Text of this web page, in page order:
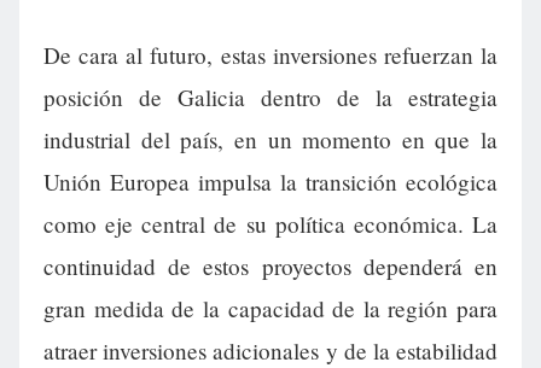
De cara al futuro, estas inversiones refuerzan la
posición de Galicia dentro de la estrategia
industrial del país, en un momento en que la
Unión Europea impulsa la transición ecológica
como eje central de su política económica. La
continuidad de estos proyectos dependerá en
gran medida de la capacidad de la región para
atraer inversiones adicionales y de la estabilidad